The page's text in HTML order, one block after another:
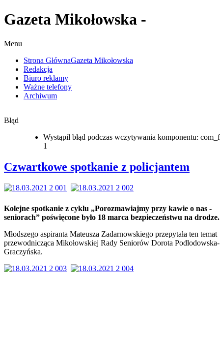
Gazeta Mikołowska -
Menu
Strona GłównaGazeta Mikołowska
Redakcja
Biuro reklamy
Ważne telefony
Archiwum
Błąd
Wystąpił błąd podczas wczytywania komponentu:
1
Czwartkowe spotkanie z policjantem
Kolejne spotkanie z cyklu „Porozmawiajmy przy kawie o nas -
seniorach” poświęcone było 18 marca bezpieczeństwu na drodze.
Młodszego aspiranta Mateusza Zadarnowskiego przepytała ten temat
przewodnicząca Mikołowskiej Rady Seniorów Dorota Podlodowska-
Graczyńska.